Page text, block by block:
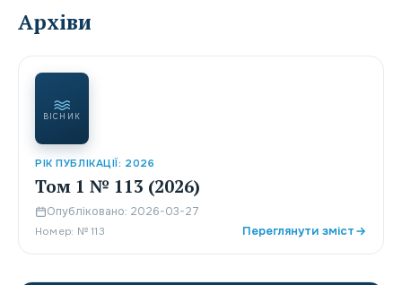
Архіви
ВІСНИК
РІК ПУБЛІКАЦІЇ: 2026
Том 1 № 113 (2026)
Опубліковано: 2026-03-27
Номер: № 113 Переглянути зміст